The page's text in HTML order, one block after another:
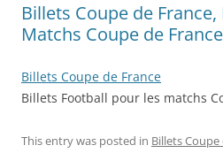
Billets Coupe de
Matchs Coupe de
Billets Coupe de France
Billets Football pour les matchs
This entry was posted in Billets Coupe